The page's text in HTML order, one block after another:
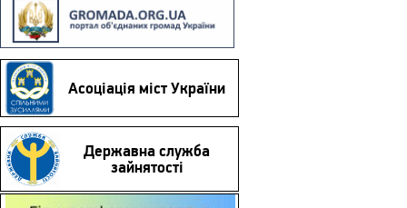
Асоціація міст України
Державна служба
зайнятості